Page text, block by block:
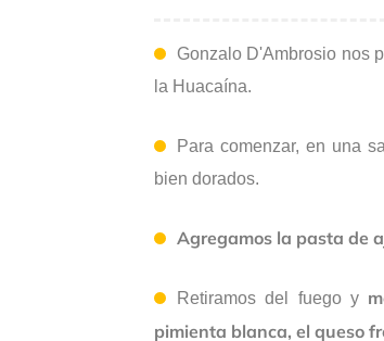
Gonzalo D'Ambrosio nos
la Huacaína.
Para comenzar, en una
bien dorados.
Agregamos la pasta de
Retiramos del fuego y
pimienta blanca, el queso